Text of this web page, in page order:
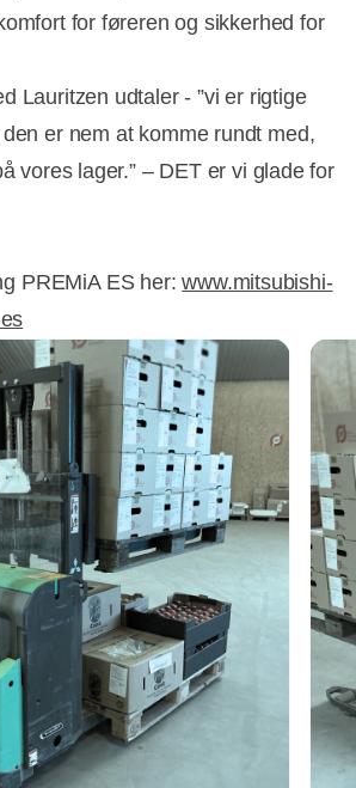
for føreren og sikkerhed for
Lauritzen udtaler - ”vi er rigtige
er nem at komme rundt med,
vores lager.” – DET er vi glade for
PREMiA ES her:www.mitsubishi-